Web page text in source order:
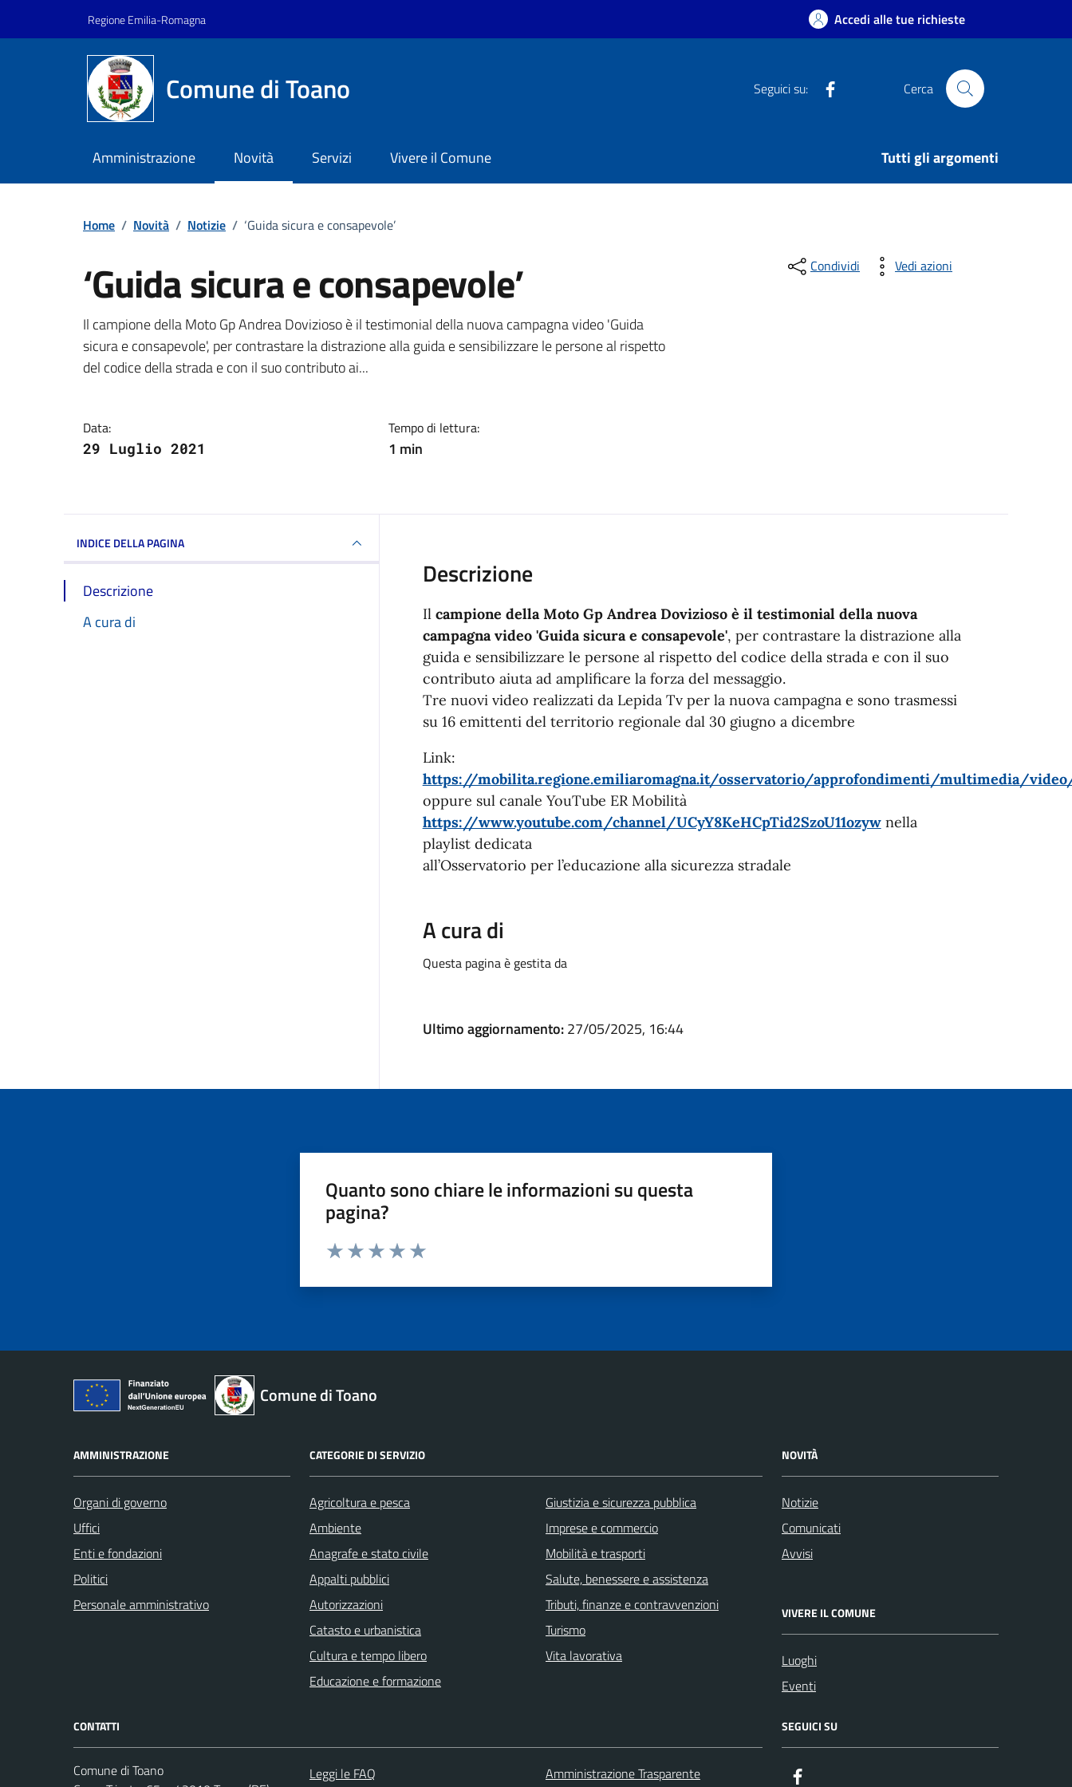
Regione Emilia-Romagna Accedi alle tue richieste
Comune di Toano Seguici su: Cerca
Amministrazione Novità Servizi Vivere il Comune Tutti gli argomenti
Home / Novità / Notizie / ‘Guida sicura e consapevole’
‘Guida sicura e consapevole’
Dettagli della notizia
Il campione della Moto Gp Andrea Dovizioso è il testimonial della nuova campagna video 'Guida
sicura e consapevole', per contrastare la distrazione alla guida e sensibilizzare le persone al rispetto
del codice della strada e con il suo contributo ai...
Data:
29 Luglio 2021
Tempo di lettura:
1 min
Condividi Vedi azioni
INDICE DELLA PAGINA
Descrizione
A cura di
Descrizione
Il campione della Moto Gp Andrea Dovizioso è il testimonial della nuova
campagna video 'Guida sicura e consapevole', per contrastare la distrazione alla
guida e sensibilizzare le persone al rispetto del codice della strada e con il suo
contributo aiuta ad amplificare la forza del messaggio.
Tre nuovi video realizzati da Lepida Tv per la nuova campagna e sono trasmessi
su 16 emittenti del territorio regionale dal 30 giugno a dicembre
Link:
https://mobilita.regione.emiliaromagna.it/osservatorio/approfondimenti/multimedia/
oppure sul canale YouTube ER Mobilità
https://www.youtube.com/channel/UCyY8KeHCpTid2SzoU11ozyw nella
playlist dedicata
all’Osservatorio per l’educazione alla sicurezza stradale
A cura di
Questa pagina è gestita da
Ultimo aggiornamento:27/05/2025, 16:44
Quanto sono chiare le informazioni su questa
pagina?
Comune di Toano
AMMINISTRAZIONE
Organi di governo
Uffici
Enti e fondazioni
Politici
Personale amministrativo
CATEGORIE DI SERVIZIO
Agricoltura e pesca
Ambiente
Anagrafe e stato civile
Appalti pubblici
Autorizzazioni
Catasto e urbanistica
Cultura e tempo libero
Educazione e formazione
Giustizia e sicurezza pubblica
Imprese e commercio
Mobilità e trasporti
Salute, benessere e assistenza
Tributi, finanze e contravvenzioni
Turismo
Vita lavorativa
NOVITÀ
Notizie
Comunicati
Avvisi
VIVERE IL COMUNE
Luoghi
Eventi
CONTATTI
Comune di Toano
Leggi le FAQ Amministrazione Trasparente
SEGUICI SU